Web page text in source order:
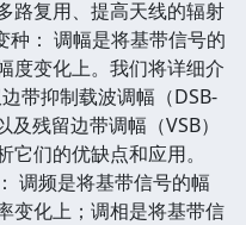
路复用、提高天线的辐射
种： 调幅是将基带信号的
度变化上。我们将详细介
带抑制载波调幅（DSB-
残留边带调幅（VSB）
们的优缺点和应用。
调频是将基带信号的幅
变化上；调相是将基带信